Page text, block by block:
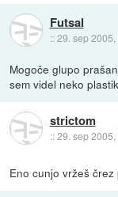
Futsal
::29. sep 2005,
Mogoče glupo
sem videl neko
strictom
::29. sep 2005,
Eno cunjo vržeš črez